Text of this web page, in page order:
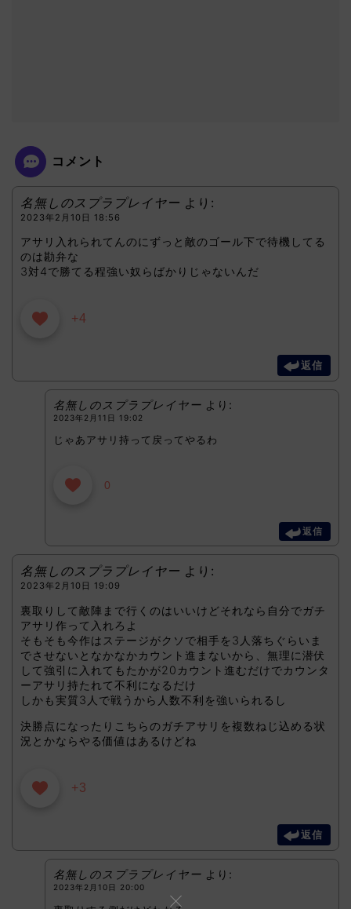
コメント
名無しのスプラプレイヤー より:
2023年2月10日 18:56
アサリ入れられてんのにずっと敵のゴール下で待機してる
のは勘弁な
3対4で勝てる程強い奴らばかりじゃないんだ
+4
返信
名無しのスプラプレイヤー より:
2023年2月11日 19:02
じゃあアサリ持って戻ってやるわ
0
返信
名無しのスプラプレイヤー より:
2023年2月10日 19:09
裏取りして敵陣まで行くのはいいけどそれなら自分でガチ
アサリ作って入れろよ
そもそも今作はステージがクソで相手を3人落ちぐらいま
でさせないとなかなかカウント進まないから、無理に潜伏
して強引に入れてもたかが20カウント進むだけでカウンタ
ーアサリ持たれて不利になるだけ
しかも実質3人で戦うから人数不利を強いられるし
決勝点になったりこちらのガチアサリを複数ねじ込める状
況とかならやる価値はあるけどね
+3
返信
名無しのスプラプレイヤー より:
2023年2月10日 20:00